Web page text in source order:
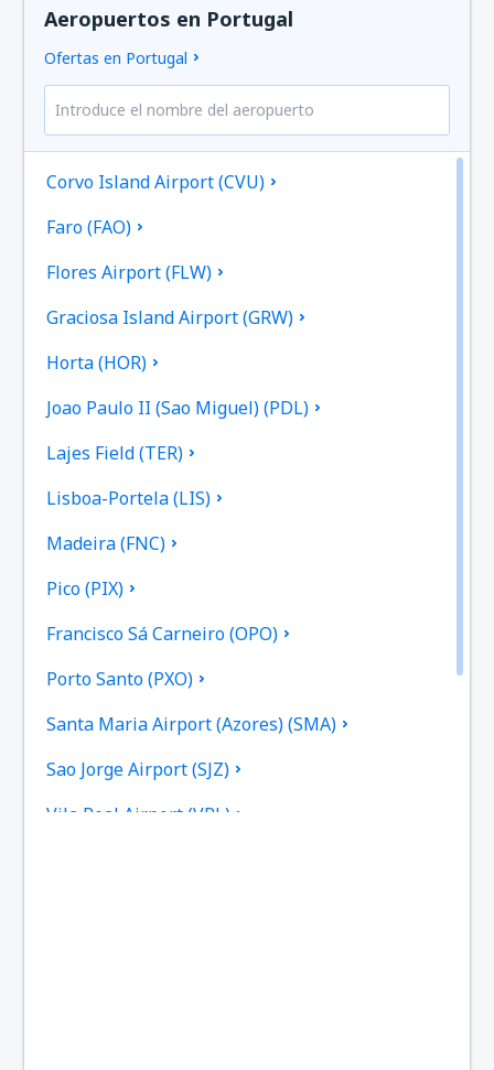
Aeropuertos en Portugal
Ofertas en Portugal
Corvo Island Airport (CVU)
Faro (FAO)
Flores Airport (FLW)
Graciosa Island Airport (GRW)
Horta (HOR)
Joao Paulo II (Sao Miguel) (PDL)
Lajes Field (TER)
Lisboa-Portela (LIS)
Madeira (FNC)
Pico (PIX)
Francisco Sá Carneiro (OPO)
Porto Santo (PXO)
Santa Maria Airport (Azores) (SMA)
Sao Jorge Airport (SJZ)
Vila Real Airport (VRL)